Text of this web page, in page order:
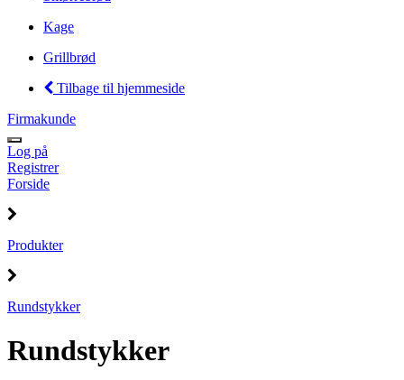
Kage
Grillbrød
Tilbage til hjemmeside
Firmakunde
Log på
Registrer
Forside
Produkter
Rundstykker
Rundstykker